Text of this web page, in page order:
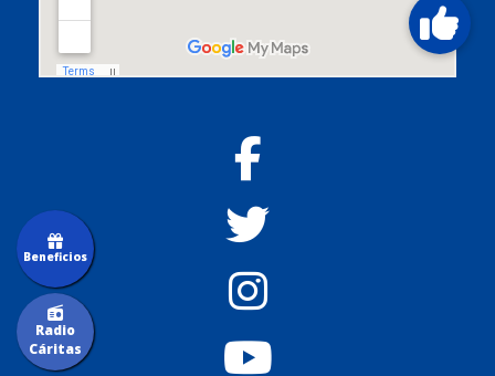
Radio
Cáritas
Beneficios